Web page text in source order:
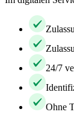
24/7
Ohne